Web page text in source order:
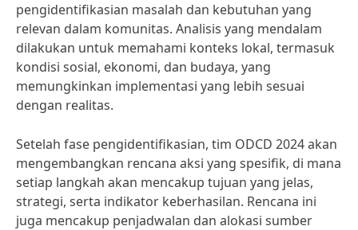
pengidentifikasian masalah dan kebutuhan yang
relevan dalam komunitas. Analisis yang mendalam
dilakukan untuk memahami konteks lokal, termasuk
kondisi sosial, ekonomi, dan budaya, yang
memungkinkan implementasi yang lebih sesuai
dengan realitas.
Setelah fase pengidentifikasian, tim ODCD 2024 akan
mengembangkan rencana aksi yang spesifik, di mana
setiap langkah akan mencakup tujuan yang jelas,
strategi, serta indikator keberhasilan. Rencana ini
juga mencakup penjadwalan dan alokasi sumber